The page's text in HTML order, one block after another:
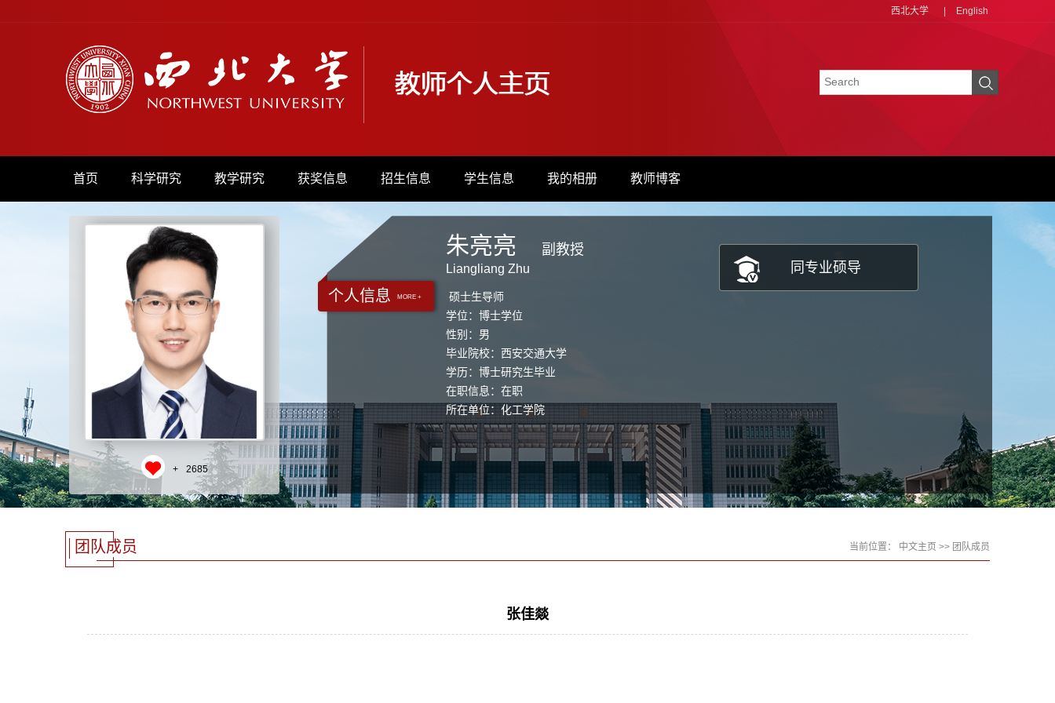
西北大学 English
首页 科学研究 教学研究 获奖信息 招生信息 学生信息 我的相册 教师博客
+ 2685
个人信息 MORE +
朱亮亮
Liangliang Zhu
副教授
硕士生导师
学位：博士学位
性别：男
毕业院校：西安交通大学
学历：博士研究生毕业
在职信息：在职
所在单位：化工学院
同专业硕导
团队成员 当前位置： 中文主页 >> 团队成员
张佳燚